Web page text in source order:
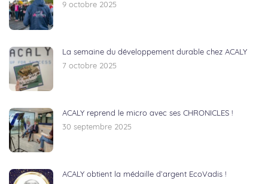
9 octobre 2025
La semaine du développement durable chez ACALY
7 octobre 2025
ACALY reprend le micro avec ses CHRONICLES !
30 septembre 2025
ACALY obtient la médaille d’argent EcoVadis !